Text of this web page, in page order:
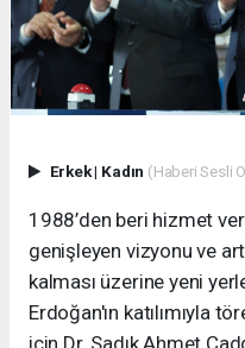
Erkek| Kadın (Haberi Sesli
1988’den beri hizmet
genişleyen vizyonu ve
kalması üzerine yeni
Erdoğan'ın katılımıyla